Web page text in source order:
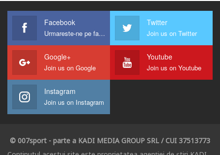
Facebook
Urmareste-ne pe facebook !
Twitter
Join us on Twitter
Google+
Join us on Google
Youtube
Join us on Youtube
Instagram
Join us on Instagram
© 007sport - parte a KADI MEDIA GROUP SRL / CUI 37513773